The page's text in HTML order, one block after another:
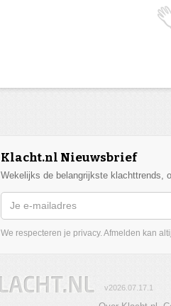
Klacht.nl Nieuwsbrief
Wekelijks de belangrijkste klachttrends,
We respecteren je privacy. Afmelden kan
v2026.07.17.1